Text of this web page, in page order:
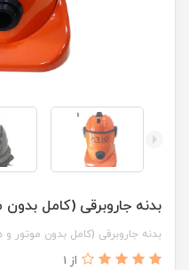
بدنه جاروبرقی (کامل
بدنه جاروبرقی (کامل بدون موتور و
از 1